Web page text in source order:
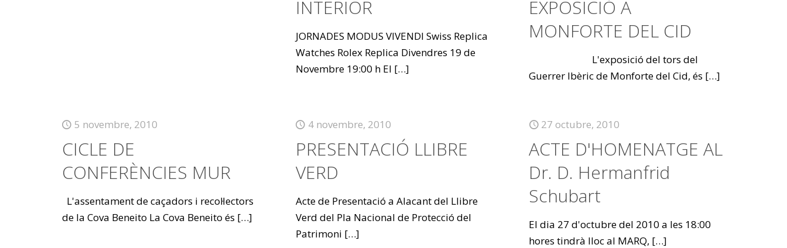
INTERIOR
JORNADES MODUS VIVENDI Swiss Replica
Watches Rolex Replica Divendres 19 de
Novembre 19:00 h El […]
EXPOSICIÓ A
MONFORTE DEL CID
L'exposició del tors del
Guerrer Ibèric de Monforte del Cid, és […]
5 novembre, 2010
CICLE DE
CONFERÈNCIES MUR
L'assentament de caçadors i recol·lectors
de la Cova Beneito La Cova Beneito és […]
4 novembre, 2010
PRESENTACIÓ LLIBRE
VERD
Acte de Presentació a Alacant del Llibre
Verd del Pla Nacional de Protecció del
Patrimoni […]
27 octubre, 2010
ACTE D'HOMENATGE AL
Dr. D. Hermanfrid
Schubart
El dia 27 d'octubre del 2010 a les 18:00
hores tindrà lloc al MARQ, […]